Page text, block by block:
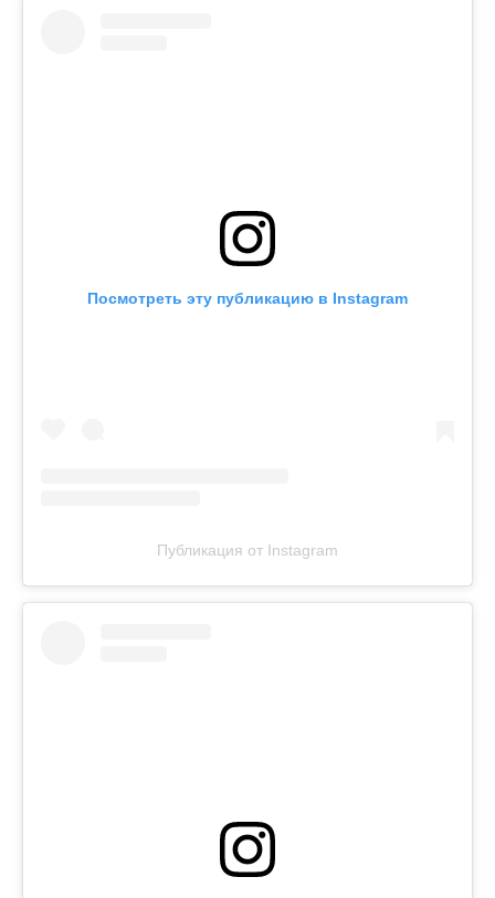
Посмотреть эту публикацию в Instagram
Публикация от Instagram